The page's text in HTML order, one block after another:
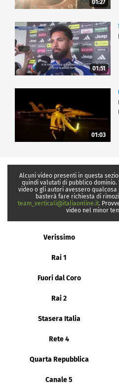
01:27
01:51
01:03
Alcuni video presenti in questa
quindi valutati di pubblico dominio.
video o gli autori avessero
basterà fare richiesta di
team_verticali@italiaonline.it.
video nel minor
Verissimo
Rai 1
Fuori dal Coro
Rai 2
Stasera Italia
Rete 4
Quarta Repubblica
Canale 5